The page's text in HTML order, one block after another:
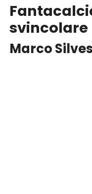
svincolare
Marco